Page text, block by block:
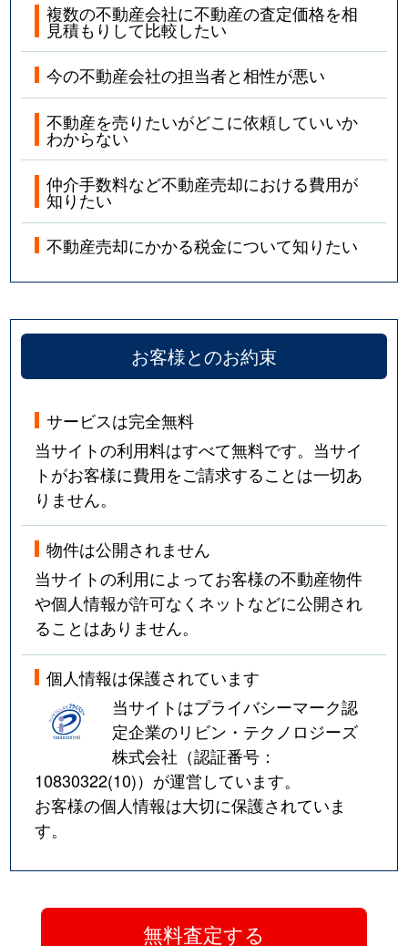
複数の不動産会社に不動産の査定価格を相
見積もりして比較したい
今の不動産会社の担当者と相性が悪い
不動産を売りたいがどこに依頼していいか
わからない
仲介手数料など不動産売却における費用が
知りたい
不動産売却にかかる税金について知りたい
お客様とのお約束
サービスは完全無料
当サイトの利用料はすべて無料です。当サイ
トがお客様に費用をご請求することは一切あ
りません。
物件は公開されません
当サイトの利用によってお客様の不動産物件
や個人情報が許可なくネットなどに公開され
ることはありません。
個人情報は保護されています
当サイトはプライバシーマーク認
定企業のリビン・テクノロジーズ
株式会社（認証番号：
10830322(10)）が運営しています。
お客様の個人情報は大切に保護されていま
す。